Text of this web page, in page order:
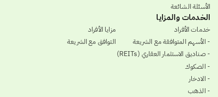
الأسئلة الشائعة
الخدمات والمزايا
خدمات الأفراد
- الأسهم المتوافقة مع الشريعة
- صناديق الاستثمار العقاري (REITs)
- الصكوك
- الادخار
- الذهب
مزايا الأفراد
التوافق مع الشريعة